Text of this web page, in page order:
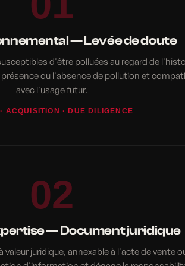
— Levée de doute
d'être polluées au regard de
ou l'absence de pollution et
avec l'usage futur.
ACQUISITION · DUE DILIGENCE
02
— Document juridique
juridique, annexable à l'acte de vente